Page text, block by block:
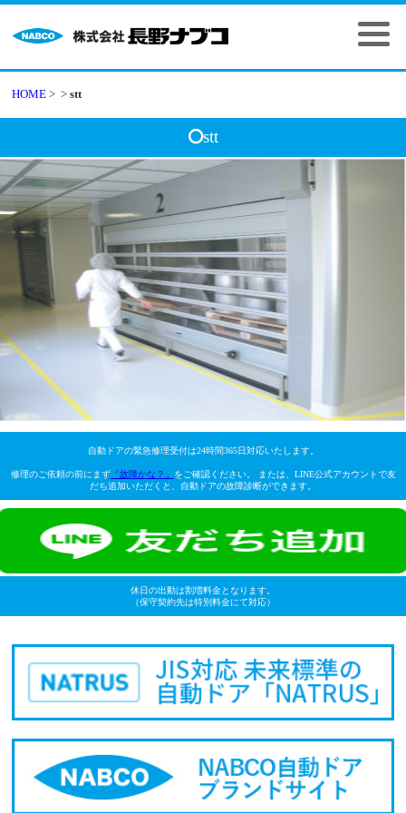
HOME > >stt
stt
自動ドアの緊急修理受付は24時間365日対応いたします。
修理のご依頼の前にまず「故障かな？」
をご確認ください。 または、LINE公式アカウントで友
だち追加いただくと、自動ドアの故障診断ができます。
休日の出動は割増料金となります。
（保守契約先は特別料金にて対応）